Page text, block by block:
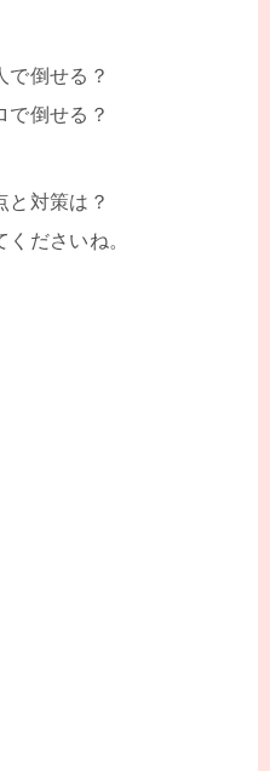
で倒せる？
で倒せる？
と対策は？
ださいね。